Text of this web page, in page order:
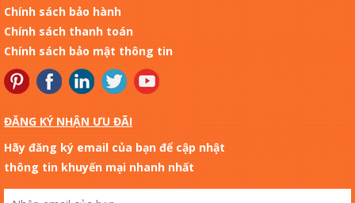
Chính sách bảo hành
Chính sách thanh toán
Chính sách bảo mật thông tin
ĐĂNG KÝ NHẬN ƯU ĐÃI
Hãy đăng ký email của bạn để cập nhật
thông tin khuyến mại nhanh nhất